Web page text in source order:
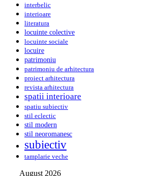
interbelic
interioare
literatura
locuinte colective
locuinte sociale
locuire
patrimoniu
patrimoniu de arhitectura
proiect arhitectura
revista arhitectura
spatii interioare
spatiu subiectiv
stil eclectic
stil modern
stil neoromanesc
subiectiv
tamplarie veche
August 2026